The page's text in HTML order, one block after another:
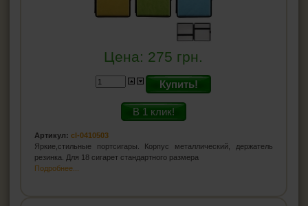
Цена: 275 грн.
Купить!
В 1 клик!
Артикул: cl-0410503
Яркие,стильные портсигары. Корпус металлический, держатель
резинка. Для 18 сигарет стандартного размера
Подробнее...